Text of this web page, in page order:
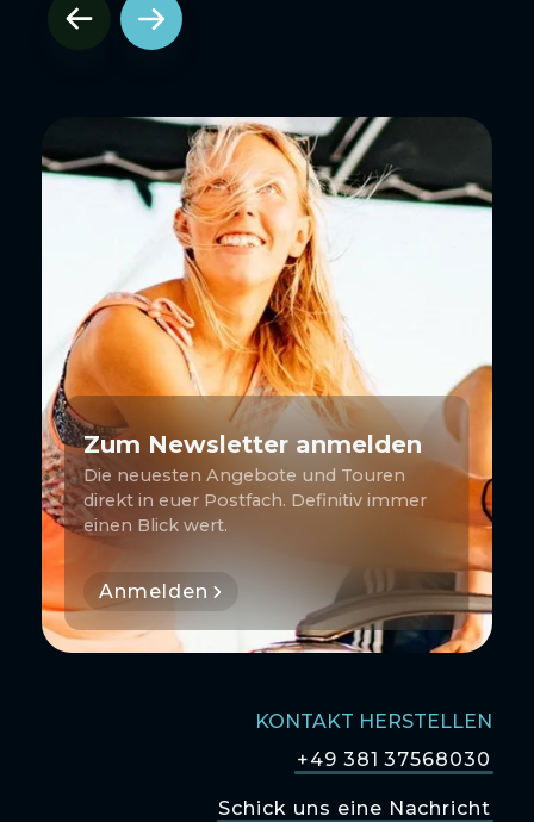
Zum Newsletter anmelden
Die neuesten Angebote und Touren
direkt in euer Postfach. Definitiv immer
einen Blick wert.
Anmelden
KONTAKT HERSTELLEN
+49 381 37568030
Schick uns eine Nachricht